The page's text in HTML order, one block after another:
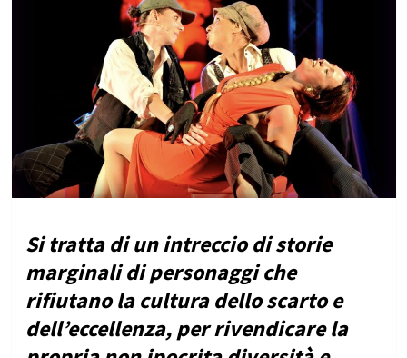
Si tratta di un intreccio di storie
marginali di personaggi che
rifiutano la cultura dello scarto e
dell’eccellenza, per rivendicare la